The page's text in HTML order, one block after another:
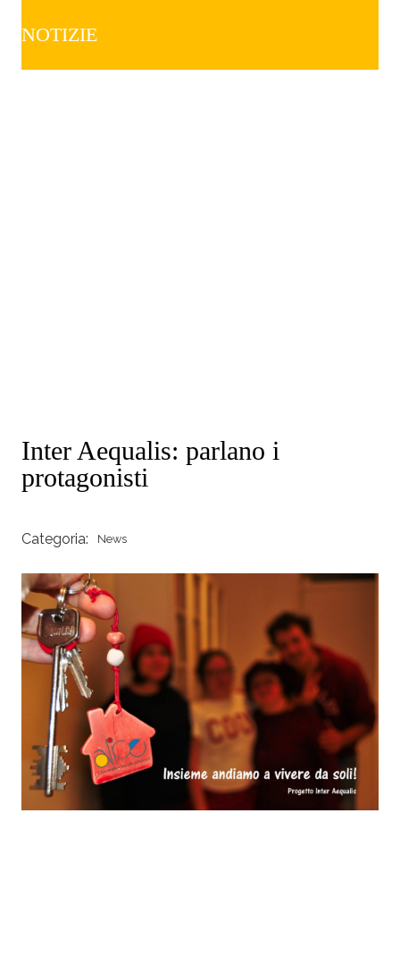
NOTIZIE
Inter Aequalis: parlano i
protagonisti
Categoria: News